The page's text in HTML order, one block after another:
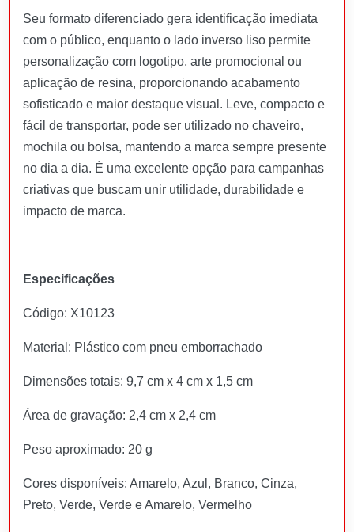
Seu formato diferenciado gera identificação imediata
com o público, enquanto o lado inverso liso permite
personalização com logotipo, arte promocional ou
aplicação de resina, proporcionando acabamento
sofisticado e maior destaque visual. Leve, compacto e
fácil de transportar, pode ser utilizado no chaveiro,
mochila ou bolsa, mantendo a marca sempre presente
no dia a dia. É uma excelente opção para campanhas
criativas que buscam unir utilidade, durabilidade e
impacto de marca.
Especificações
Código: X10123
Material: Plástico com pneu emborrachado
Dimensões totais: 9,7 cm x 4 cm x 1,5 cm
Área de gravação: 2,4 cm x 2,4 cm
Peso aproximado: 20 g
Cores disponíveis: Amarelo, Azul, Branco, Cinza,
Preto, Verde, Verde e Amarelo, Vermelho